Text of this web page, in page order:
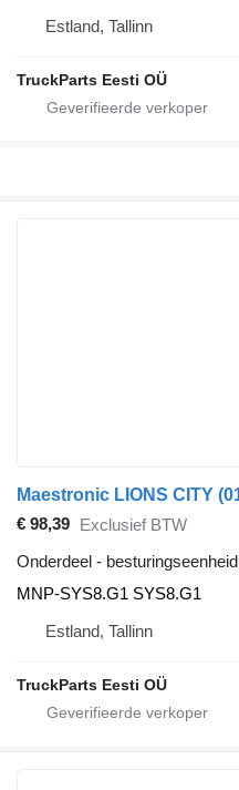
Estland, Tallinn
TruckParts Eesti OÜ
€ 98,39 Exclusief BTW
Onderdeel - besturingseenheid
MNP-SYS8.G1 SYS8.G1
Estland, Tallinn
TruckParts Eesti OÜ